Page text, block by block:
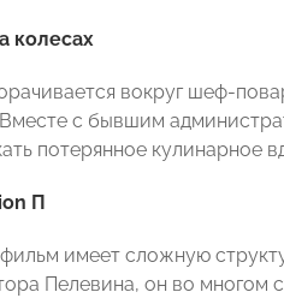
колесах
вокруг шеф-
с бывшим
потерянное кулинарное
П
фильм имеет сложную
Пелевина, он во многом